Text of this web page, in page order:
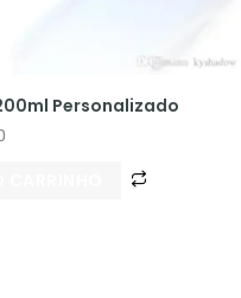
Personalizado